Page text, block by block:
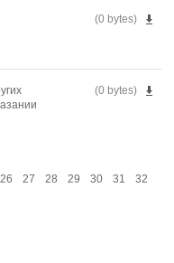
(0 bytes)
(0 bytes)
26 27 28 29 30 31
32